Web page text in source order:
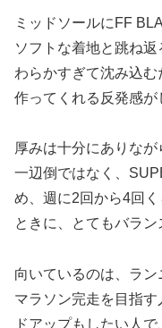
ミッドソールにFF
ソフトな着地と跳ね
わらかすぎて沈み込
作ってくれる反発感が
厚みは十分にありな
一辺倒ではなく、
め、週に2回から4回
ときに、とてもバラン
向いているのは、ラ
マラソン完走を目指
ドアップもしたい人